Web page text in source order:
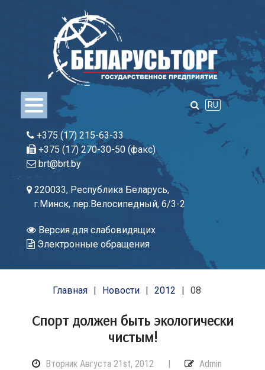
RU
+375 (17) 215-63-33
+375 (17) 270-30-50 (факс)
brt@brt.by
220033, Республика Беларусь,
г.Минск, пер.Велосипедный, 6/3-2
Версия для слабовидящих
Электронные обращения
Главная Новости 2012 08
Спорт должен быть экологически
чистым!
Вторник Августа 21st, 2012 | Admin